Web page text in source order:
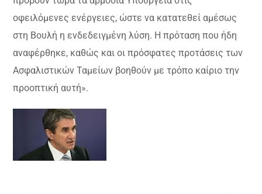
οφειλόμενες ενέργειες, ώστε να κατατεθεί αμέσως
στη Βουλή η ενδεδειγμένη λύση. Η πρόταση που ήδη
αναφέρθηκε, καθώς και οι πρόσφατες προτάσεις των
Ασφαλιστικών Ταμείων βοηθούν με τρόπο καίριο την
προοπτική αυτή».